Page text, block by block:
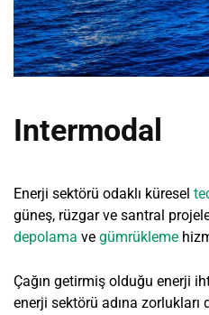
Intermodal
Enerji sektörü odaklı küresel
güneş, rüzgar ve santral
depolama ve gümrükleme
Çağın getirmiş olduğu enerji
enerji sektörü adına zorlukları